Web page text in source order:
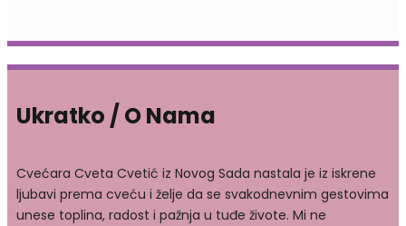
Ukratko / O Nama
Cvećara Cveta Cvetić iz Novog Sada nastala je iz iskrene
ljubavi prema cveću i želje da se svakodnevnim gestovima
unese toplina, radost i pažnja u tuđe živote. Mi ne